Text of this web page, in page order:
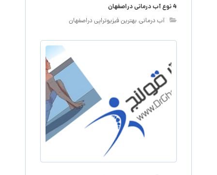
4 نوع آب درمانی دراصفهان
آب درمانی,بهترین فیزیوتراپی دراصفهان